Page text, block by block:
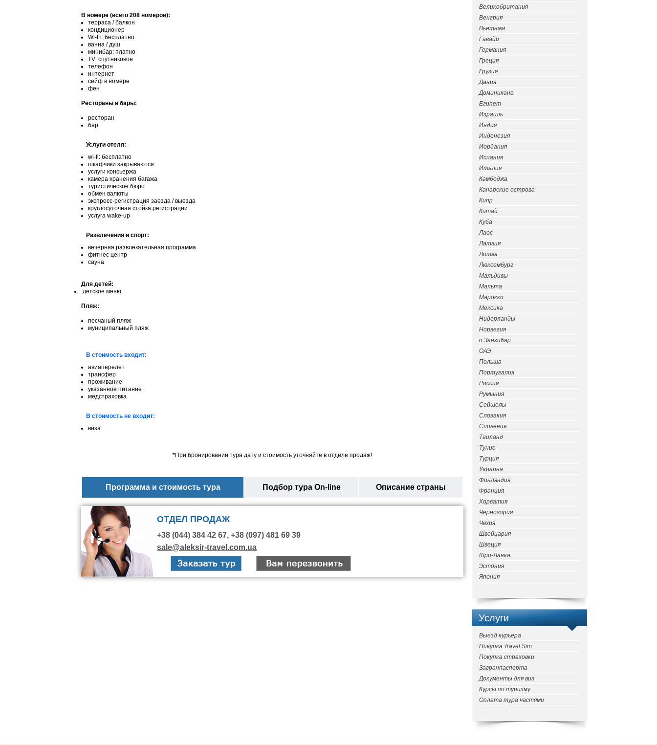
В номере (всего 208 номеров):
терраса / балкон
кондиционер
Wi-Fi: бесплатно
ванна / душ
минибар: платно
TV: спутниковое
телефон
интернет
сейф в номере
фен
Рестораны и бары:
ресторан
бар
Услуги отеля:
wi-fi: бесплатно
шкафчики закрываются
услуги консьержа
камера хранения багажа
туристическое бюро
обмен валюты
экспресс-регистрация заезда / выезда
круглосуточная стойка регистрации
услуга wake-up
Развлечения и спорт:
вечерняя развлекательная программа
фитнес центр
сауна
Для детей:
детское меню
Пляж:
песчаный пляж
муниципальный пляж
В стоимость входит:
авиаперелет
трансфер
проживание
указанное питание
медстраховка
В стоимость не входит:
виза
*При бронировании тура дату и стоимость уточняйте в отделе продаж!
Программа и стоимость тура Подбор тура On-line Описание страны
ОТДЕЛ ПРОДАЖ
+38 (044) 384 42 67, +38 (097) 481 69 39
sale@aleksir-travel.com.ua
Великобритания
Венгрия
Вьетнам
Гавайи
Германия
Греция
Грузия
Дания
Доминикана
Египет
Израиль
Индия
Индонезия
Иордания
Испания
Италия
Камбоджа
Канарские острова
Кипр
Китай
Куба
Лаос
Латвия
Литва
Люксембург
Мальдивы
Мальта
Марокко
Мексика
Нидерланды
Норвегия
о.Занзибар
ОАЭ
Польша
Португалия
Россия
Румыния
Сейшелы
Словакия
Словения
Таиланд
Тунис
Турция
Украина
Финляндия
Франция
Хорватия
Черногория
Чехия
Швейцария
Швеция
Шри-Ланка
Эстония
Япония
Услуги
Выезд курьера
Покупка Travel Sim
Покупка страховки
Загранпаспорта
Документы для виз
Курсы по туризму
Оплата тура частями